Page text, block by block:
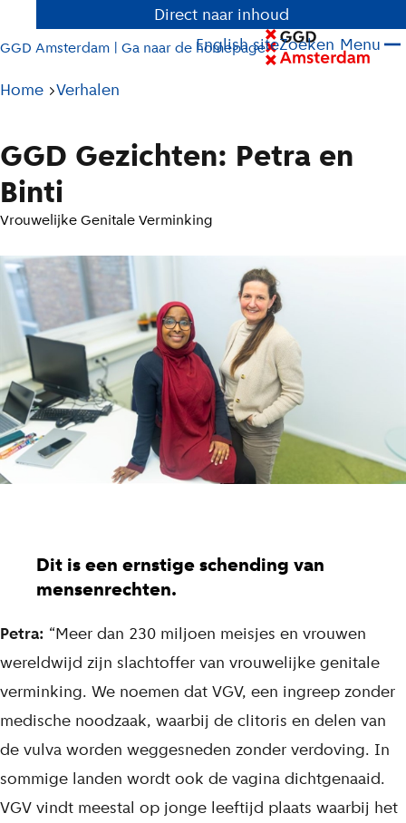
Direct naar inhoud
GGD Amsterdam | Ga naar de homepage
English siteZoeken Menu
Pad
huidige
pagina
Home Verhalen
GGD Gezichten: Petra en
Binti
Vrouwelijke Genitale Verminking
Dit is een ernstige schending van
mensenrechten.
Petra: “Meer dan 230 miljoen meisjes en vrouwen
wereldwijd zijn slachtoffer van vrouwelijke genitale
verminking. We noemen dat VGV, een ingreep zonder
medische noodzaak, waarbij de clitoris en delen van
de vulva worden weggesneden zonder verdoving. In
sommige landen wordt ook de vagina dichtgenaaid.
VGV vindt meestal op jonge leeftijd plaats waarbij het